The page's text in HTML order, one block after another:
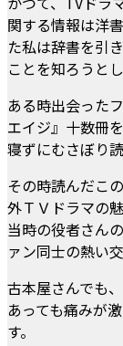
関する情報は洋
た私は辞書を引
ことを知ろうと
ある時出会った
エイジ』十数冊
寝ずにむさぼり
その時読んだこ
外ＴＶドラマの
当時の役者さん
ァン同士の熱い
古本屋さんでも
あっても痛みが
す。